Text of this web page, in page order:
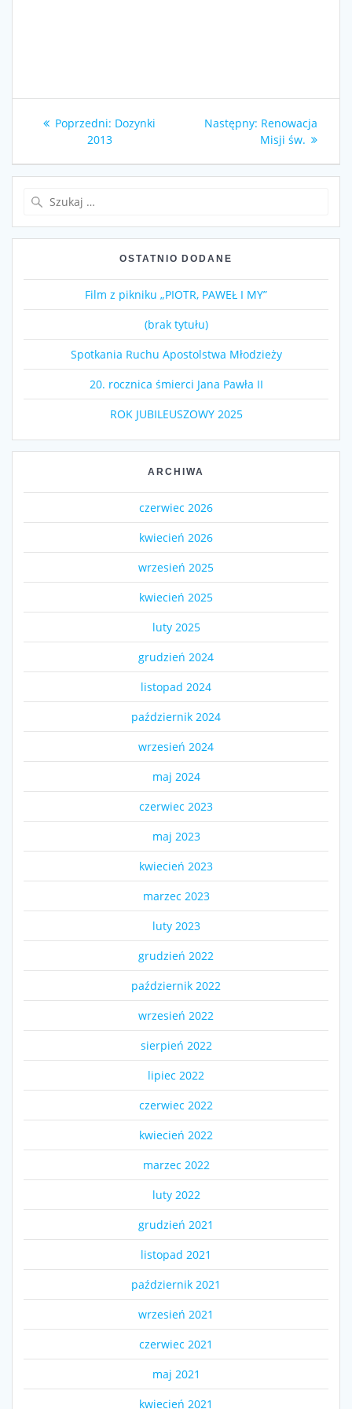
Nawigacja
wpisu
Poprzedni: Poprzedni
Dozynki
2013
Następny: Następny
wpis:
Renowacja
Misji św.
OSTATNIO DODANE
Film z pikniku „PIOTR, PAWEŁ I MY”
(brak tytułu)
Spotkania Ruchu Apostolstwa Młodzieży
20. rocznica śmierci Jana Pawła II
ROK JUBILEUSZOWY 2025
ARCHIWA
czerwiec 2026
kwiecień 2026
wrzesień 2025
kwiecień 2025
luty 2025
grudzień 2024
listopad 2024
październik 2024
wrzesień 2024
maj 2024
czerwiec 2023
maj 2023
kwiecień 2023
marzec 2023
luty 2023
grudzień 2022
październik 2022
wrzesień 2022
sierpień 2022
lipiec 2022
czerwiec 2022
kwiecień 2022
marzec 2022
luty 2022
grudzień 2021
listopad 2021
październik 2021
wrzesień 2021
czerwiec 2021
maj 2021
kwiecień 2021